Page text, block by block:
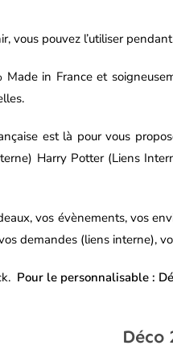
vous pouvez l’utiliser
Made in France et
est là pour vous
Harry Potter (Liens
vos évènements, vos
demandes (liens interne),
Pour le personnalisable :